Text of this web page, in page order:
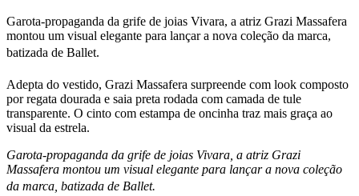
Garota-propaganda da grife de joias Vivara, a atriz Grazi Massafera
montou um visual elegante para lançar a nova coleção da marca,
batizada de Ballet.
Adepta do vestido, Grazi Massafera surpreende com look composto
por regata dourada e saia preta rodada com camada de tule
transparente. O cinto com estampa de oncinha traz mais graça ao
visual da estrela.
Garota-propaganda da grife de joias Vivara, a atriz Grazi
Massafera montou um visual elegante para lançar a nova coleção
da marca, batizada de Ballet.